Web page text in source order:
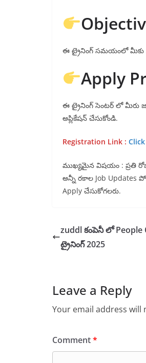
ఈ ట్రైనింగ్ సమయంలో మీకు
Apply
ఈ ట్రైనింగ్ సెంటర్ లో
అప్లికేషన్ చేసుకోండి.
Registration Link :
ముఖ్యమైన విషయం : ప్రతి
అన్నీ రకాల Job Updates
Apply చేసుకోగలరు.
zuddl కంపెనీ లో
ట్రైనింగ్ 2025
Leave a Reply
Your email address will
Comment*